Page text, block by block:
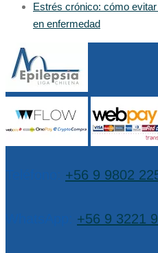
Estrés crónico: cómo
en enfermedad
+56 9 9802
+56 9 3221